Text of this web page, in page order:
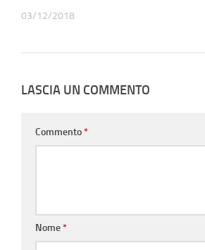
03/12/2018
LASCIA UN COMMENTO
Commento*
Nome*